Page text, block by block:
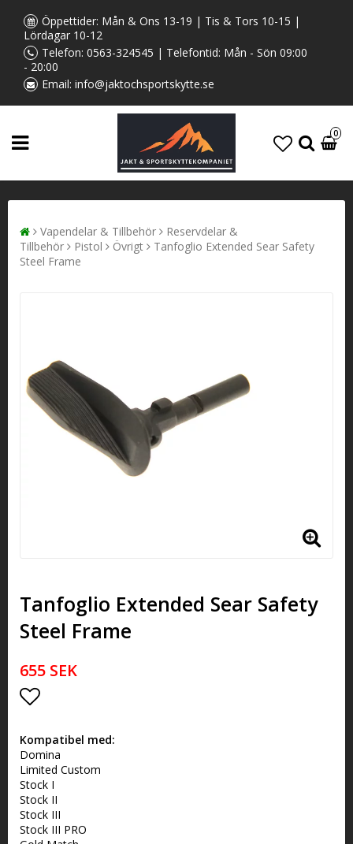
Öppettider: Mån & Ons 13-19 | Tis & Tors 10-15 |
Lördagar 10-12
Telefon: 0563-324545 | Telefontid: Mån - Sön 09:00
- 20:00
Email: info@jaktochsportskytte.se
0
Vapendelar & Tillbehör
Reservdelar &
Tillbehör
Pistol Övrigt
Tanfoglio Extended Sear Safety
Steel Frame
Tanfoglio Extended Sear Safety
Steel Frame
655 SEK
Kompatibel med:
Domina
Limited Custom
Stock I
Stock II
Stock III
Stock III PRO